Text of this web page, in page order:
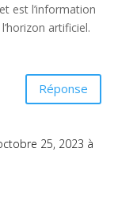
est l’information
artificiel.
Réponse
25, 2023 à